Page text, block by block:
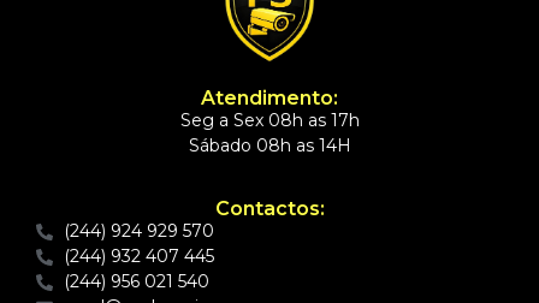
Atendimento:
Seg a Sex 08h as 17h
Sábado 08h as 14H
Contactos:
(244) 924 929 570
(244) 932 407 445
(244) 956 021 540